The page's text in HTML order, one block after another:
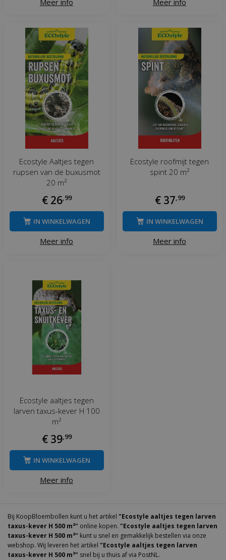
Ecostyle Aaltjes tegen
rupsen van de buxusmot
20 m²
€ 26,99
Meer info
IN WINKELWAGEN
Ecostyle roofmijt tegen
spint 20 m²
€ 37,99
Meer info
IN WINKELWAGEN
Ecostyle aaltjes tegen
larven taxus-kever H 100
m²
€ 39,99
Meer info
IN WINKELWAGEN
Bij KoopBloembollen kunt u het artikel "Ecostyle aaltjes tegen larven
taxus-kever H 500 m²" online kopen. "Ecostyle aaltjes tegen larven
taxus-kever H 500 m²" kunt u snel en gemakkelijk bestellen via onze
webshop. Wij leveren het artikel "Ecostyle aaltjes tegen larven
taxus-kever H 500 m²" snel bij u thuis af via PostNL.